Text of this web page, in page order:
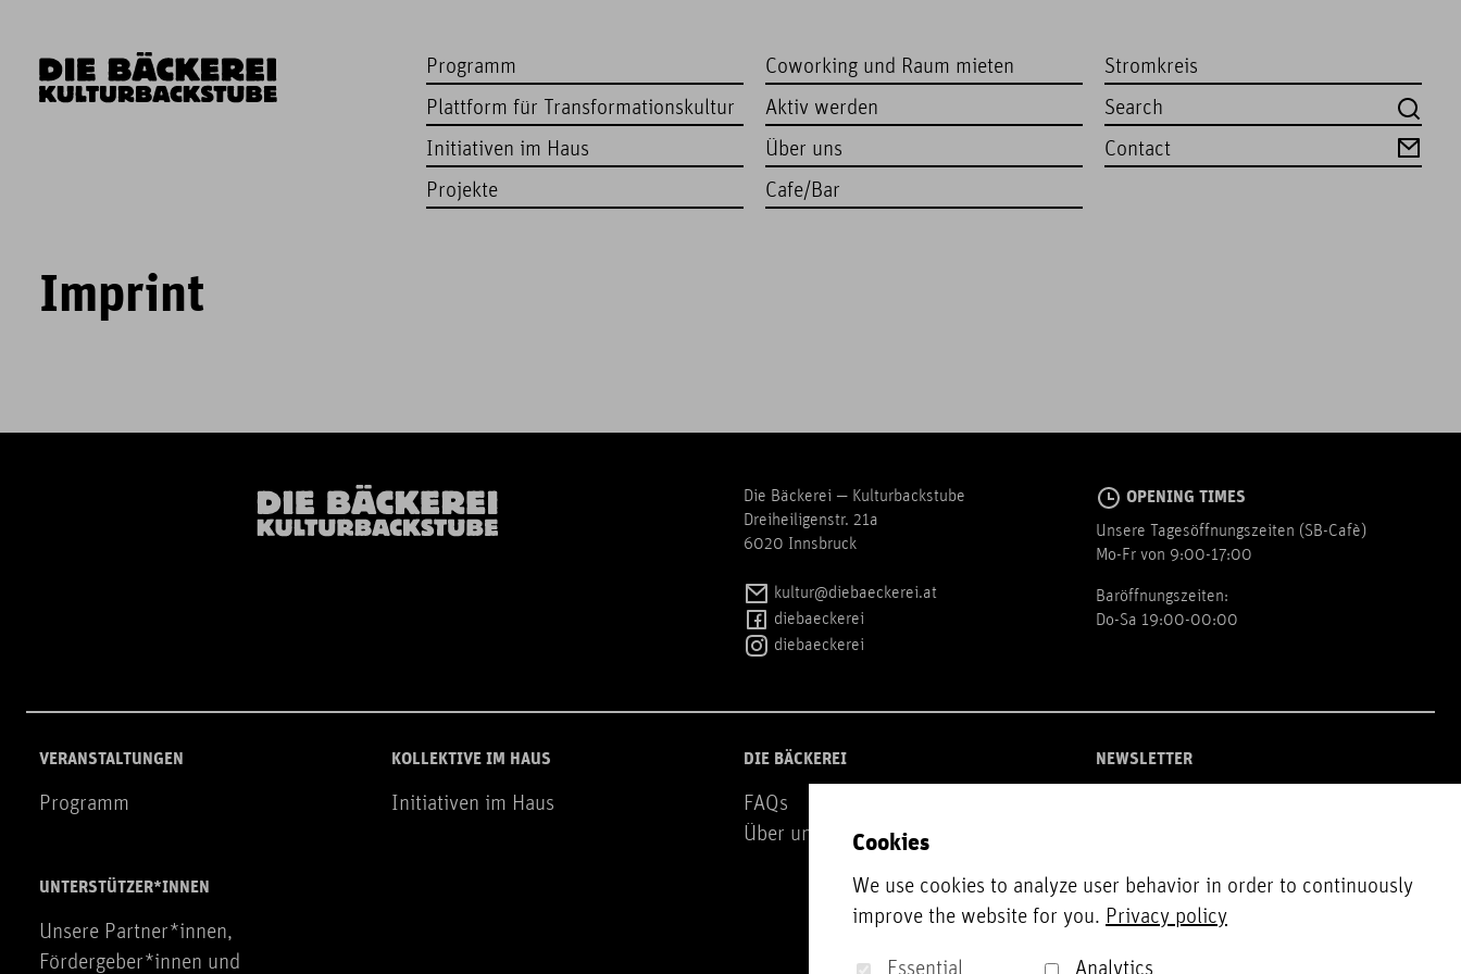
Programm
Plattform für Transformationskultur
Initiativen im Haus
Projekte
Coworking und Raum mieten
Aktiv werden
Über uns
Cafe/Bar
Stromkreis
Contact
Imprint
Die Bäckerei — Kulturbackstube
Dreiheiligenstr. 21a
6020 Innsbruck
kultur@diebaeckerei.at
diebaeckerei
diebaeckerei
OPENING TIMES
Unsere Tagesöffnungszeiten (SB-Cafè)
Mo-Fr von 9:00-17:00
Baröffnungszeiten:
Do-Sa 19:00-00:00
VERANSTALTUNGEN
Programm
KOLLEKTIVE IM HAUS
Initiativen im Haus
DIE BÄCKEREI
FAQs
Über uns
NEWSLETTER
UNTERSTÜTZER*INNEN
Unsere Partner*innen,
Fördergeber*innen und
Cookies
We use cookies to analyze user behavior in order to continuously
improve the website for you. Privacy policy
Essential Analytics